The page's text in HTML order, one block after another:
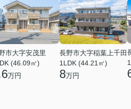
市大字安茂里
(46.09㎡)
万円
長野市大字稲葉上千田
1LDK (44.21㎡)
8万円